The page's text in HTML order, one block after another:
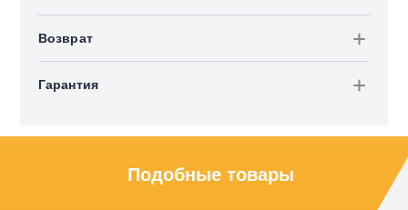
Возврат
Гарантия
Подобные товары